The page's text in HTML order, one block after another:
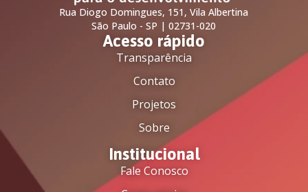
Rua Diogo Domingues, 151, Vila Albertina
São Paulo - SP | 02731-020
Acesso rápido
Transparência
Contato
Projetos
Sobre
Institucional
Fale Conosco